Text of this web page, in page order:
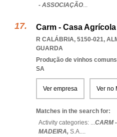
- ASSOCIAÇÃO...
Carm - Casa
R CALÁBRIA, 5150-021,
GUARDA
Produção de vinhos
SA
Ver empresa Ver no
Matches in the search for:
Activity categories: ...CARM
MADEIRA, S.A....